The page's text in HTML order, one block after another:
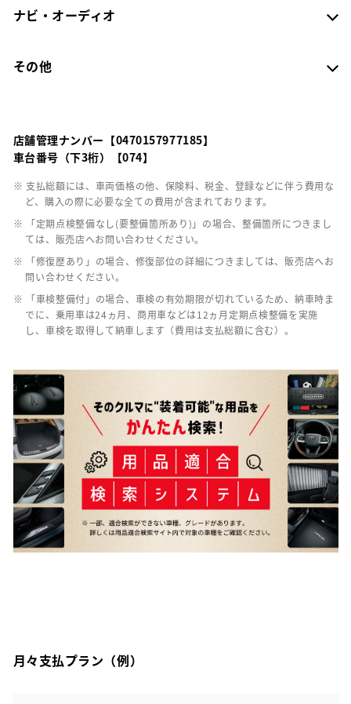
ナビ・オーディオ
その他
店舗管理ナンバー【0470157977185】
車台番号（下3桁）【074】
※ 支払総額には、車両価格の他、保険料、税金、登録などに伴う費用な
ど、購入の際に必要な全ての費用が含まれております。
※ 「定期点検整備なし(要整備箇所あり)」の場合、整備箇所につきまし
ては、販売店へお問い合わせください。
※ 「修復歴あり」の場合、修復部位の詳細につきましては、販売店へお
問い合わせください。
※ 「車検整備付」の場合、車検の有効期限が切れているため、納車時ま
でに、乗用車は24ヵ月、商用車などは12ヵ月定期点検整備を実施
し、車検を取得して納車します（費用は支払総額に含む）。
月々支払プラン（例）